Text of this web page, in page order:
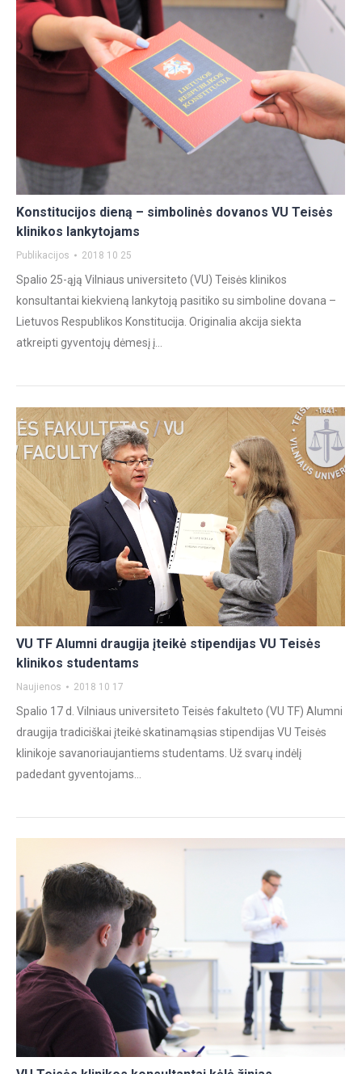
Konstitucijos dieną – simbolinės dovanos VU Teisės
klinikos lankytojams
Publikacijos 2018 10 25
Spalio 25-ąją Vilniaus universiteto (VU) Teisės klinikos
konsultantai kiekvieną lankytoją pasitiko su simboline dovana –
Lietuvos Respublikos Konstitucija. Originalia akcija siekta
atkreipti gyventojų dėmesį į…
VU TF Alumni draugija įteikė stipendijas VU Teisės
klinikos studentams
Naujienos 2018 10 17
Spalio 17 d. Vilniaus universiteto Teisės fakulteto (VU TF) Alumni
draugija tradiciškai įteikė skatinamąsias stipendijas VU Teisės
klinikoje savanoriaujantiems studentams. Už svarų indėlį
padedant gyventojams…